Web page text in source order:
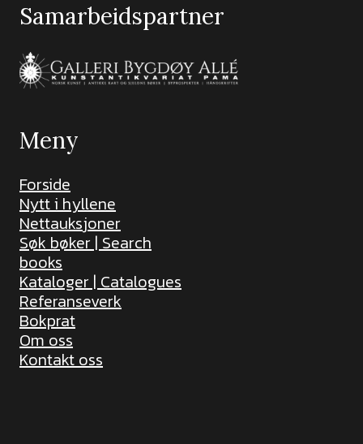
Samarbeidspartner
Meny
Forside
Nytt i hyllene
Nettauksjoner
Søk bøker | Search
books
Kataloger | Catalogues
Referanseverk
Bokprat
Om oss
Kontakt oss